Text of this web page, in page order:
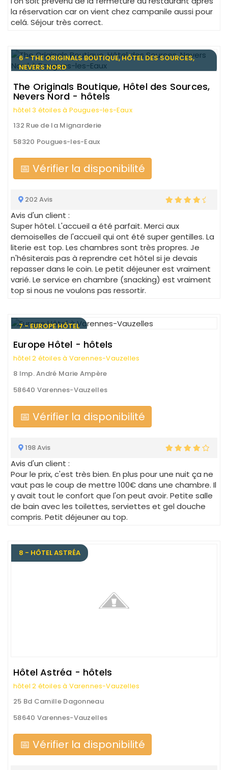
la réservation car on vient chez campanile aussi pour
celá. Séjour très correct.
6 - THE ORIGINALS BOUTIQUE, HÔTEL DES SOURCES,
NEVERS NORD
The Originals Boutique, Hôtel des Sources,
Nevers Nord - hôtels
hôtel 3 étoiles à Pougues-les-Eaux
132 Rue de la Mignarderie
58320 Pougues-les-Eaux
📅 Vérifier la disponibilité
202 Avis
Avis d'un client :
Super hôtel. L'accueil a été parfait. Merci aux
demoiselles de l'accueil qui ont été super gentilles. La
literie est top. Les chambres sont très propres. Je
n'hésiterais pas à reprendre cet hôtel si je devais
repasser dans le coin. Le petit déjeuner est vraiment
varié. Le service en chambre (snacking) est vraiment
top si nous ne voulons pas ressortir.
7 - EUROPE HÔTEL
Europe Hôtel - hôtels
hôtel 2 étoiles à Varennes-Vauzelles
8 Imp. André Marie Ampère
58640 Varennes-Vauzelles
📅 Vérifier la disponibilité
198 Avis
Avis d'un client :
Pour le prix, c'est très bien. En plus pour une nuit ça ne
vaut pas le coup de mettre 100€ dans une chambre. Il
y avait tout le confort que l'on peut avoir. Petite salle
de bain avec les toilettes, serviettes et gel douche
compris. Petit déjeuner au top.
8 - HÔTEL ASTRÉA
Hôtel Astréa - hôtels
hôtel 2 étoiles à Varennes-Vauzelles
25 Bd Camille Dagonneau
58640 Varennes-Vauzelles
📅 Vérifier la disponibilité